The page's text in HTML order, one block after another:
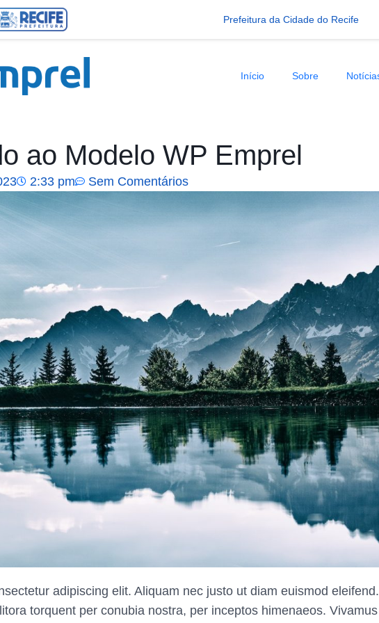
Prefeitura da Cidade do Recife
Início Sobre
ao Modelo WP Emprel
2:33 pm Sem Comentários
adipiscing elit. Aliquam nec justo ut diam euismod
torquent per conubia nostra, per inceptos himenaeos.